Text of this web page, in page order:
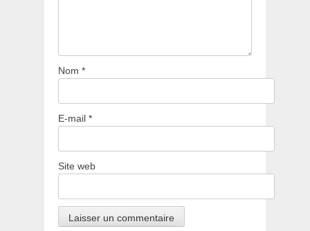
Nom *
E-mail *
Site web